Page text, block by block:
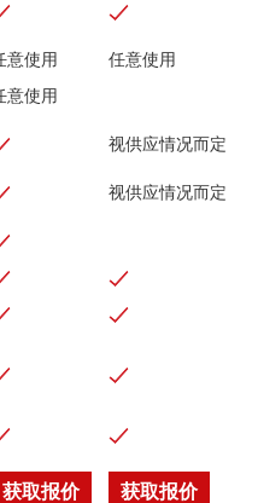
意使用
任意使用
意使用
视供应情况而定
视供应情况而定
获取报价 获取报价